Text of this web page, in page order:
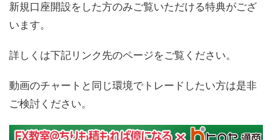
新規口座開設をした方のみご覧いただける特典がござ
います。
詳しくは下記リンク先のページをご覧ください。
動画のチャートと同じ環境でトレードしたい方は是非
ご検討ください。